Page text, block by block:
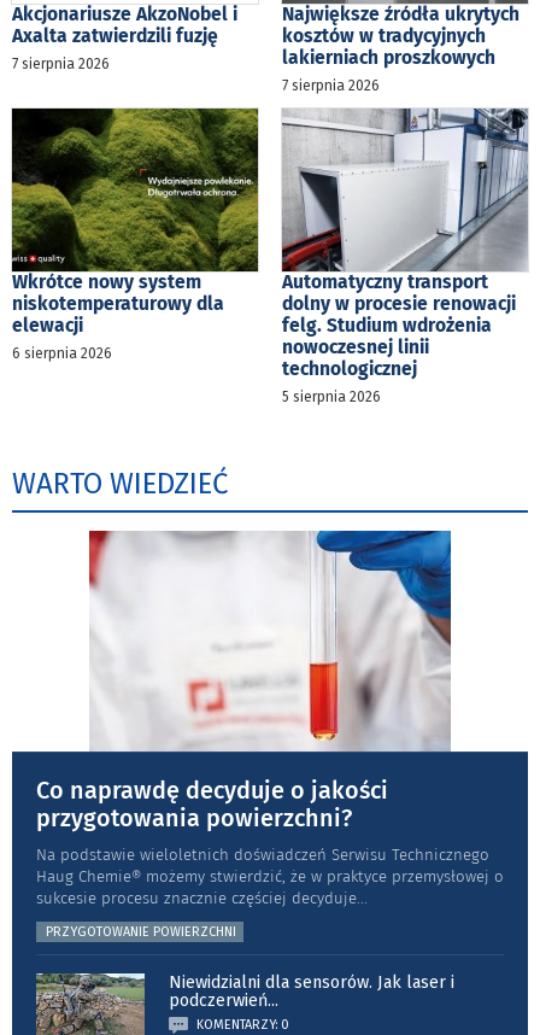
Akcjonariusze AkzoNobel i
Axalta zatwierdzili fuzję
7 sierpnia 2026
Największe źródła ukrytych
kosztów w tradycyjnych
lakierniach proszkowych
7 sierpnia 2026
Wkrótce nowy system
niskotemperaturowy dla
elewacji
6 sierpnia 2026
Automatyczny transport
dolny w procesie renowacji
felg. Studium wdrożenia
nowoczesnej linii
technologicznej
5 sierpnia 2026
WARTO WIEDZIEĆ
Co naprawdę decyduje o jakości
przygotowania powierzchni?
Na podstawie wieloletnich doświadczeń Serwisu Technicznego
Haug Chemie® możemy stwierdzić, że w praktyce przemysłowej o
sukcesie procesu znacznie częściej decyduje
PRZYGOTOWANIE POWIERZCHNI
Niewidzialni dla sensorów. Jak laser i
podczerwień...
KOMENTARZY: 0